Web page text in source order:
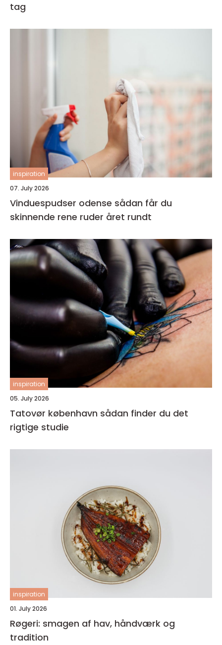
tag
inspiration
07. July 2026
Vinduespudser odense sådan får du
skinnende rene ruder året rundt
inspiration
05. July 2026
Tatovør københavn sådan finder du det
rigtige studie
inspiration
01. July 2026
Røgeri: smagen af hav, håndværk og
tradition